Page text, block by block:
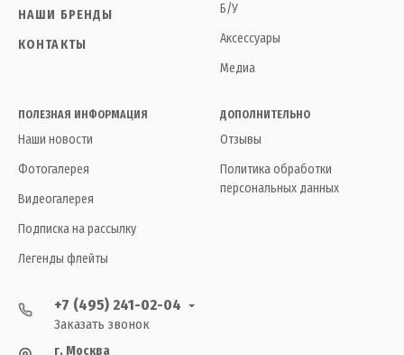
НАШИ БРЕНДЫ
КОНТАКТЫ
Б/У
Аксессуары
Медиа
ПОЛЕЗНАЯ ИНФОРМАЦИЯ
Наши новости
Фотогалерея
Видеогалерея
Подписка на рассылку
Легенды флейты
ДОПОЛНИТЕЛЬНО
Отзывы
Политика обработки
персональных данных
+7 (495) 241-02-04
Заказать звонок
г. Москва